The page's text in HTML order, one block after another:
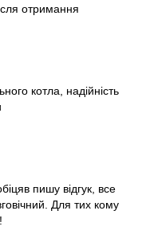
отримання
котла, надійність
пишу відгук, все
Для тих кому